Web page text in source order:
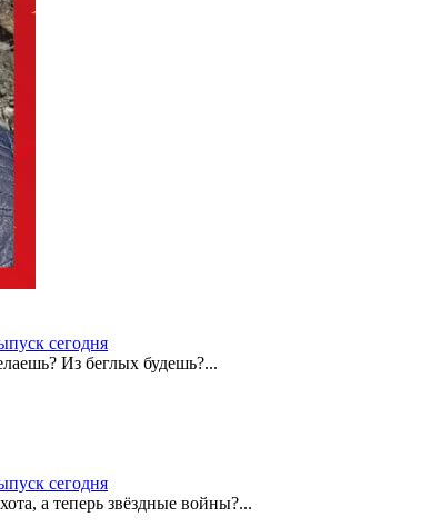
сегодня
Из беглых будешь?...
сегодня
а теперь звёздные войны?...